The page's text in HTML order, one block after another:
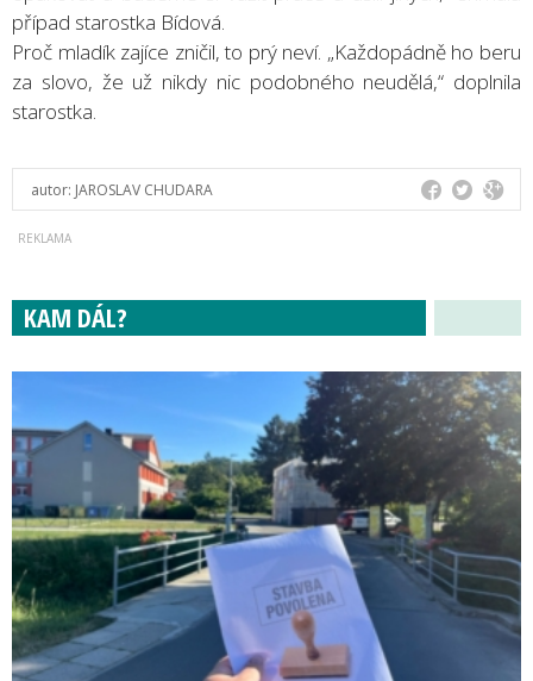
případ starostka Bídová.
Proč mladík zajíce zničil, to prý neví. „Každopádně ho beru
za slovo, že už nikdy nic podobného neudělá,“ doplnila
starostka.
autor: JAROSLAV CHUDARA
KAM DÁL?